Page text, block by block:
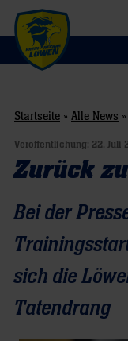
Startseite » Alle News »
Veröffentlichung: 22. Juli
Zurück
Bei der
sich die
Tatendrang